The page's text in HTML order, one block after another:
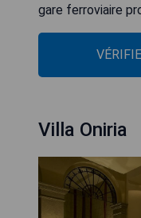
gare ferroviaire
Villa Oniria